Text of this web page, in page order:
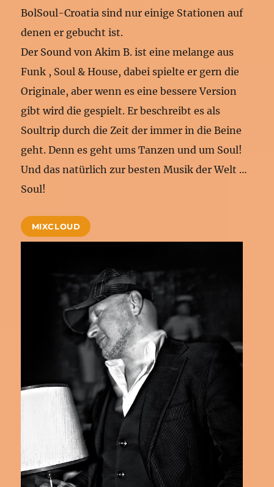
BolSoul-Croatia sind nur einige Stationen auf
denen er gebucht ist.
Der Sound von Akim B. ist eine melange aus
Funk , Soul & House, dabei spielte er gern die
Originale, aber wenn es eine bessere Version
gibt wird die gespielt. Er beschreibt es als
Soultrip durch die Zeit der immer in die Beine
geht. Denn es geht ums Tanzen und um Soul!
Und das natürlich zur besten Musik der Welt …
Soul!
MIXCLOUD